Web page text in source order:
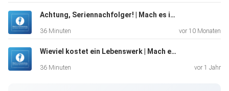
Achtung, Seriennachfolger! | Mach es in Brandenburg (29)
36 Minuten vor 10 Monaten
Wieviel kostet ein Lebenswerk | Mach es in Brandenburg (28)
36 Minuten vor 1 Jahr